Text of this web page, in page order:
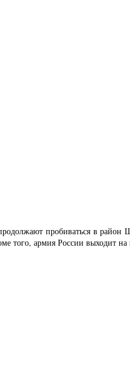
пробиваться в
того, армия России выходит